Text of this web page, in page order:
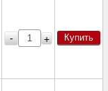
- + Купить